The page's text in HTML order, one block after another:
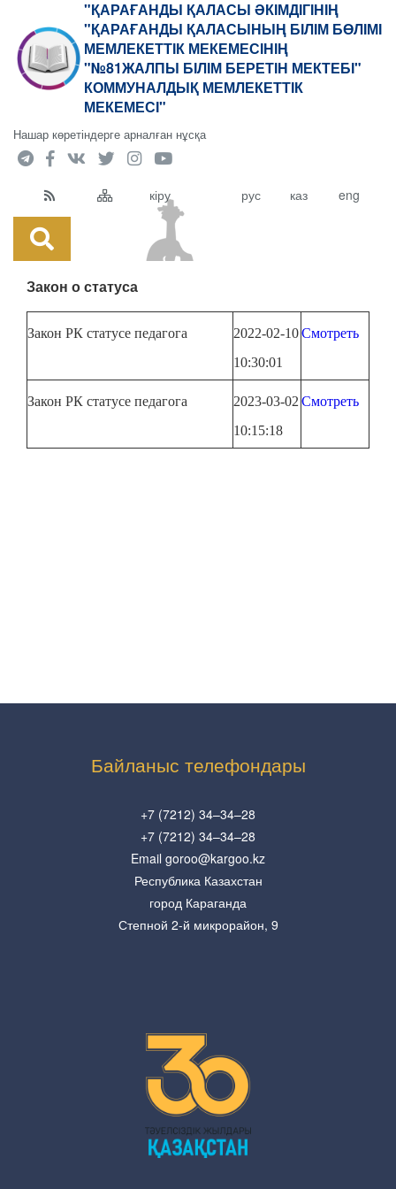
"ҚАРАҒАНДЫ ҚАЛАСЫ ӘКІМДІГІНІҢ
"ҚАРАҒАНДЫ ҚАЛАСЫНЫҢ БІЛІМ БӨЛІМІ
МЕМЛЕКЕТТІК МЕКЕМЕСІНІҢ
"№81ЖАЛПЫ БІЛІМ БЕРЕТІН МЕКТЕБІ"
КОММУНАЛДЫҚ МЕМЛЕКЕТТІК
МЕКЕМЕСІ"
Нашар көретіндерге арналған нұсқа
кіру рус каз eng
Закон о статуса
Закон РК статусе педагога
2022-02-10
10:30:01
Смотреть
Закон РК статусе педагога
2023-03-02
10:15:18
Смотреть
Байланыс телефондары
+7 (7212) 34–34–28
+7 (7212) 34–34–28
Email goroo@kargoo.kz
Республика Казахстан
город Караганда
Степной 2-й микрорайон, 9